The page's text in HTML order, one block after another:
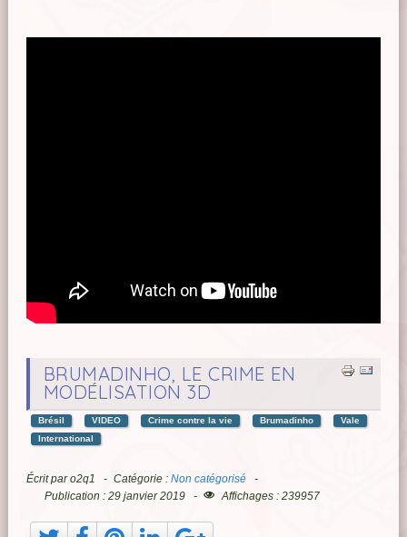
BRUMADINHO, LE CRIME EN
MODÉLISATION 3D
Brésil VIDEO Crime contre la vie Brumadinho
Vale
International
Écrit paro2q1 Catégorie : Non catégorisé
Publication : 29 janvier 2019
Affichages : 239957